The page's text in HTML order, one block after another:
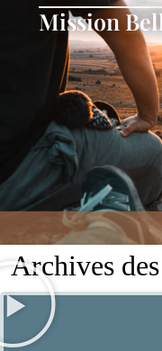
Mission
Archives